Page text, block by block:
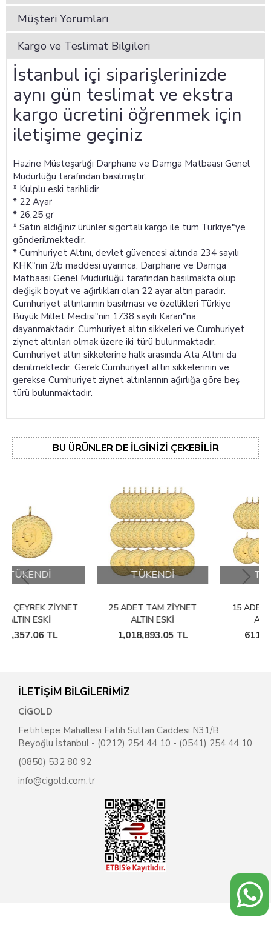
Müşteri Yorumları
Kargo ve Teslimat Bilgileri
İstanbul içi siparişlerinizde
aynı gün teslimat ve ekstra
kargo ücretini öğrenmek için
iletişime geçiniz
Hazine Müsteşarlığı Darphane ve Damga Matbaası Genel
Müdürlüğü tarafından basılmıştır.
* Kulplu eski tarihlidir.
* 22 Ayar
* 26,25 gr
* Satın aldığınız ürünler sigortalı kargo ile tüm Türkiye"ye
gönderilmektedir.
* Cumhuriyet Altını, devlet güvencesi altında 234 sayılı
KHK"nin 2/b maddesi uyarınca, Darphane ve Damga
Matbaası Genel Müdürlüğü tarafından basılmakta olup,
değişik boyut ve ağırlıkları olan 22 ayar altın paradır.
Cumhuriyet altınlarının basılması ve özellikleri Türkiye
Büyük Millet Meclisi"nin 1738 sayılı Kararı"na
dayanmaktadır. Cumhuriyet altın sikkeleri ve Cumhuriyet
ziynet altınları olmak üzere iki türü bulunmaktadır.
Cumhuriyet altın sikkelerine halk arasında Ata Altını da
denilmektedir. Gerek Cumhuriyet altın sikkelerinin ve
gerekse Cumhuriyet ziynet altınlarının ağırlığa göre beş
türü bulunmaktadır.
BU ÜRÜNLER DE İLGINIZI ÇEKEBILIR
25 ADET TAM ZIYNET
1,018,893.05 TL
TÜKENDİ
15 ADET TAM ZIYNET
611,367.03
İLETİŞİM BİLGİLERİMİZ
CİGOLD
Fetihtepe Mahallesi Fatih Sultan Caddesi N31/B
Beyoğlu İstanbul - (0212) 254 44 10 - (0541) 254 44 10
(0850) 532 80 92
info@cigold.com.tr